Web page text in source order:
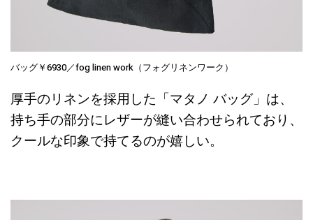
バッグ￥6930／fog linen work（フォグリネンワーク）
厚手のリネンを採用した「マタノ バッグ」は、
持ち手の部分にレザーが縫い合わせられており、
クールな印象で持てるのが嬉しい。